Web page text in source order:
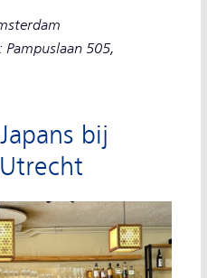
Pampuslaan 505,
bij